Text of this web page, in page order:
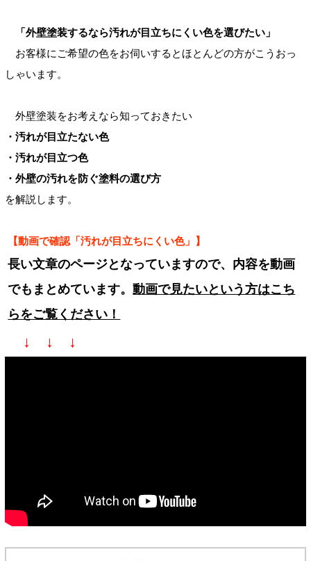
「外壁塗装するなら汚れが目立ちにくい色を選びたい」
お客様にご希望の色をお伺いするとほとんどの方がこうおっ
しゃいます。
外壁塗装をお考えなら知っておきたい
・汚れが目立たない色
・汚れが目立つ色
・外壁の汚れを防ぐ塗料の選び方
を解説します。
【動画で確認「汚れが目立ちにくい色」】
長い文章のページとなっていますので、内容を動画
でもまとめています。動画で見たいという方はこち
らをご覧ください！
↓ ↓ ↓